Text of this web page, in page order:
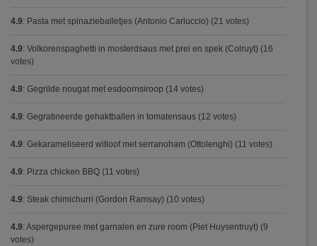
4.9: Pasta met spinazieballetjes (Antonio Carluccio) (21 votes)
4.9: Volkorenspaghetti in mosterdsaus met prei en spek (Colruyt) (16
votes)
4.9: Gegrilde nougat met esdoornsiroop (14 votes)
4.9: Gegratineerde gehaktballen in tomatensaus (12 votes)
4.9: Gekarameliseerd witloof met serranoham (Ottolenghi) (11 votes)
4.9: Pizza chicken BBQ (11 votes)
4.9: Steak chimichurri (Gordon Ramsay) (10 votes)
4.9: Aspergepuree met garnalen en zure room (Piet Huysentruyt) (9
votes)